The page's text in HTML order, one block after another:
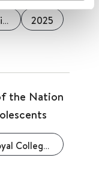
Universitetet i Oslo (UiO) 2025
the Nation
The Royal College of Psychiatrists